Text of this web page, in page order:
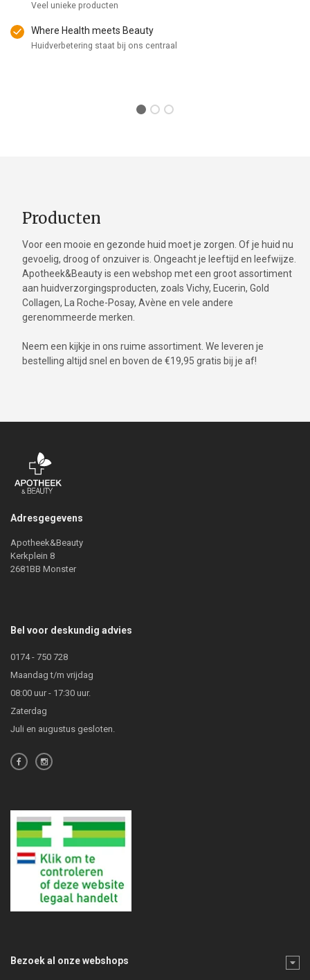
Veel unieke producten
Where Health meets Beauty
Huidverbetering staat bij ons centraal
Producten
Voor een mooie en gezonde huid moet je zorgen. Of je huid nu
gevoelig, droog of onzuiver is. Ongeacht je leeftijd en leefwijze.
Apotheek&Beauty is een webshop met een groot assortiment
aan huidverzorgingsproducten, zoals Vichy, Eucerin, Gold
Collagen, La Roche-Posay, Avène en vele andere
gerenommeerde merken.
Neem een kijkje in ons ruime assortiment. We leveren je
bestelling altijd snel en boven de €19,95 gratis bij je af!
Adresgegevens
Apotheek&Beauty
Kerkplein 8
2681BB Monster
Bel voor deskundig advies
0174 - 750 728
Maandag t/m vrijdag
08:00 uur - 17:30 uur.
Zaterdag
Juli en augustus gesloten.
Bezoek al onze webshops